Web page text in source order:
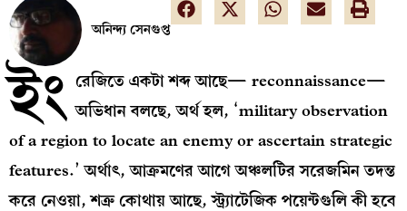
অনিন্দ্য সেনগুপ্ত
ইং রেজিতে একটা শব্দ আছে— reconnaissance—
অভিধান বলছে, অর্থ হল, ‘military observation
of a region to locate an enemy or ascertain strategic
features.’ অর্থাৎ, আক্রমণের আগে অঞ্চলটির সরেজমিন তদন্ত
করে নেওয়া, শত্রু কোথায় আছে, স্ট্র্যাটেজিক পয়েন্টগুলি কী হবে